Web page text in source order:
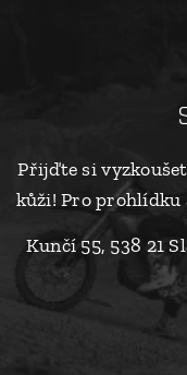
Přijďte si
kůži! Pro prohlídku
Kunčí 55, 538 21